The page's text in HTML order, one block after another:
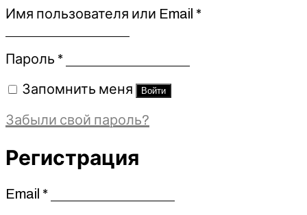
Имя пользователя или Email *Обязательно
Пароль *Обязательно
Запомнить меня Войти
Забыли свой пароль?
Регистрация
Email *Обязательно